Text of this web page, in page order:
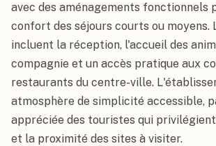
avec des aménagements fonctionnels
confort des séjours courts ou moyens.
incluent la réception, l'accueil des
compagnie et un accès pratique aux
restaurants du centre-ville.
atmosphère de simplicité accessible,
appréciée des touristes qui
et la proximité des sites à visiter.